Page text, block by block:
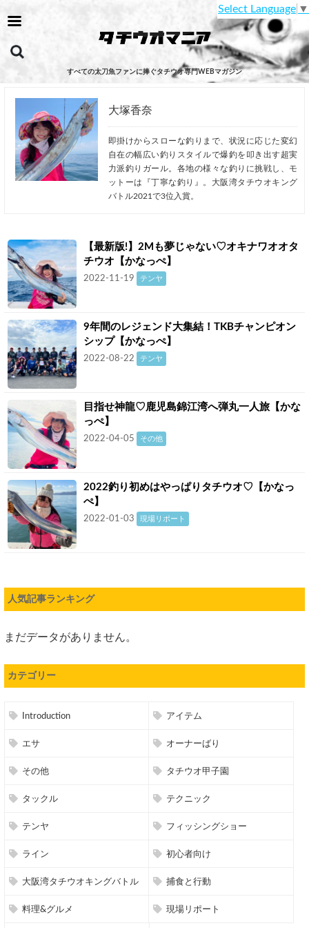
すべての太刀魚ファンに捧ぐタチウオ専門WEBマガジン
Select Language ▼
大塚香奈
即掛けからスローな釣りまで、状況に応じた変幻
自在の幅広い釣りスタイルで爆釣を叩き出す超実
力派釣りガール。各地の様々な釣りに挑戦し、モ
ットーは『丁寧な釣り』。大阪湾タチウオキング
バトル2021で3位入賞。
【最新版!】2Mも夢じゃない♡オキナワオオタ
チウオ【かなっぺ】
2022-11-19 テンヤ
9年間のレジェンド大集結！TKBチャンピオン
シップ【かなっぺ】
2022-08-22 テンヤ
目指せ神龍♡鹿児島錦江湾へ弾丸一人旅【かな
っぺ】
2022-04-05 その他
2022釣り初めはやっぱりタチウオ♡【かなっ
ぺ】
2022-01-03 現場リポート
人気記事ランキング
まだデータがありません。
カテゴリー
Introduction アイテム
エサ オーナーばり
その他 タチウオ甲子園
タックル テクニック
テンヤ フィッシングショー
ライン 初心者向け
大阪湾タチウオキングバトル 捕食と行動
料理&グルメ 現場リポート